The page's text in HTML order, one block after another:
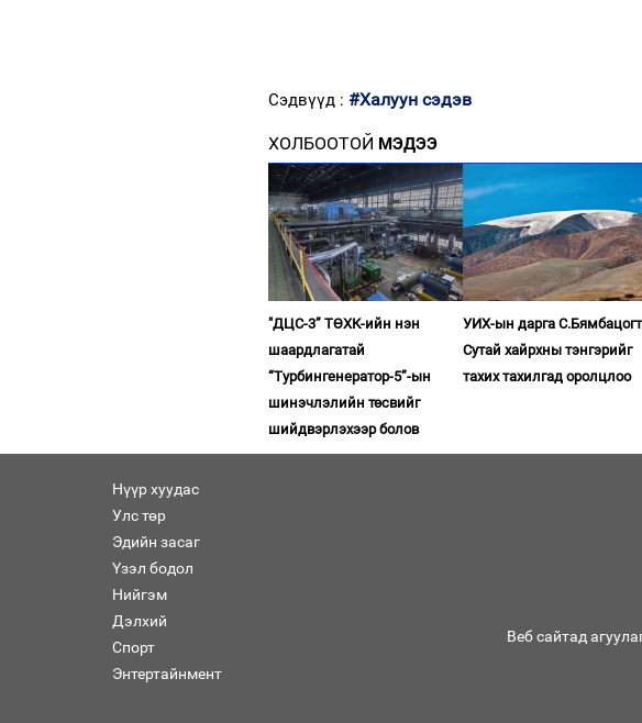
Сэдвүүд : #Халуун сэдэв
ХОЛБООТОЙ МЭДЭЭ
"ДЦС-3” ТӨХК-ийн нэн
шаардлагатай
“Турбингенератор-5”-ын
шинэчлэлийн төсвийг
шийдвэрлэхээр болов
УИХ-ын дарга С.Бямбацогт
Сутай хайрхны тэнгэрийг
тахих тахилгад оролцлоо
Нүүр хуудас
Улс төр
Эдийн засаг
Үзэл бодол
Нийгэм
Дэлхий
Спорт
Энтертайнмент
Веб сайтад